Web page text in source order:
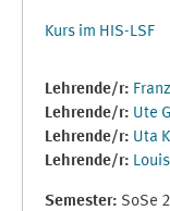
Kurs im HIS-LSF
Lehrende/r:
Lehrende/r: Ute
Lehrende/r: Uta
Lehrende/r:
Semester: SoSe